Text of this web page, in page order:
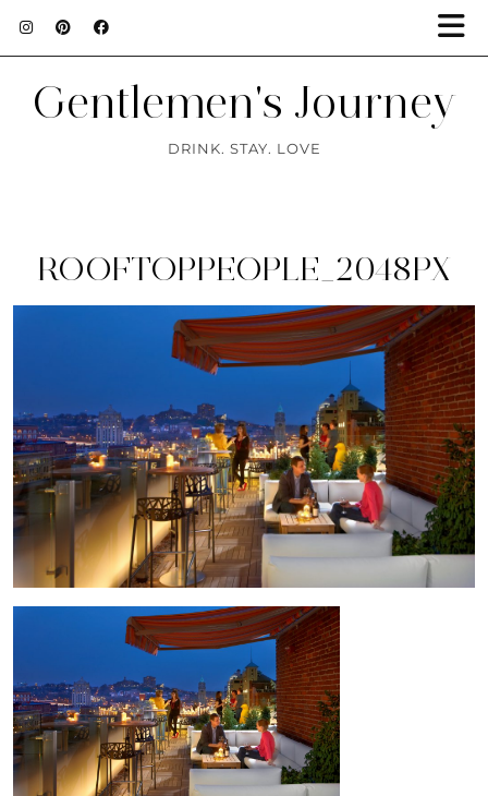
Gentlemen's Journey
DRINK. STAY. LOVE
ROOFTOPPEOPLE_2048PX